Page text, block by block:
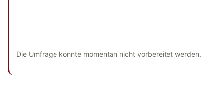
Die Umfrage konnte momentan nicht vorbereitet werden.